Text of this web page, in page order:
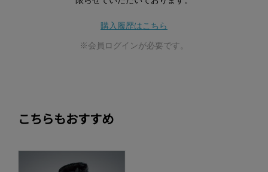
購入履歴はこちら
※会員ログインが必要です。
こちらもおすすめ